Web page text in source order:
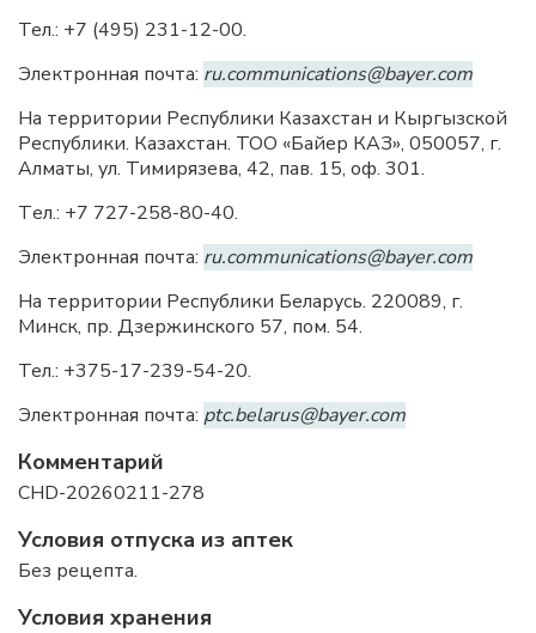
Тел.: +7 (495) 231-12-00.
Электронная почта: ru.communications@bayer.com
На территории Республики Казахстан и Кыргызской
Республики. Казахстан. ТОО «Байер КАЗ», 050057, г.
Алматы, ул. Тимирязева, 42, пав. 15, оф. 301.
Tел.: +7 727-258-80-40.
Электронная почта: ru.communications@bayer.com
На территории Республики Беларусь. 220089, г.
Минск, пр. Дзержинского 57, пом. 54.
Тел.: +375-17-239-54-20.
Электронная почта: ptc.belarus@bayer.com
Комментарий
CHD-20260211-278
Условия отпуска из аптек
Без рецепта.
Условия хранения